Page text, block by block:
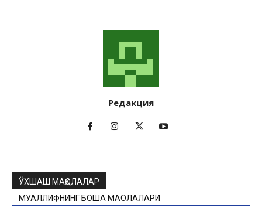
Редакция
ЎХШАШ МАҚОЛАЛАР
МУАЛЛИФНИНГ БОШҚА МАҚОЛАЛАРИ